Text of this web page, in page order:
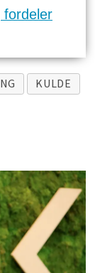
fordeler
KULDE